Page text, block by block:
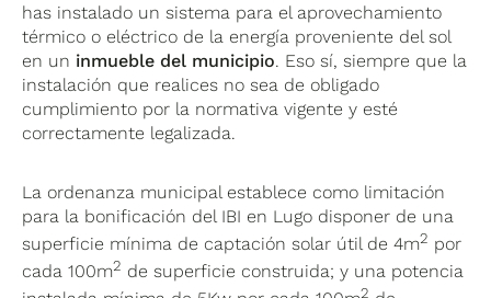
has instalado un sistema para el aprovechamiento
térmico o eléctrico de la energía proveniente del sol
en un inmueble del municipio. Eso sí, siempre que la
instalación que realices no sea de obligado
cumplimiento por la normativa vigente y esté
correctamente legalizada.
La ordenanza municipal establece como limitación
para la bonificación del IBI en Lugo disponer de una
superficie mínima de captación solar útil de 4m2 por
cada 100m2 de superficie construida; y una potencia
2